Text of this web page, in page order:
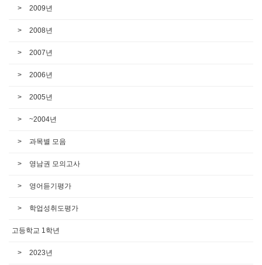
2009년
2008년
2007년
2006년
2005년
~2004년
과목별 모음
영남권 모의고사
영어듣기평가
학업성취도평가
고등학교 1학년
2023년